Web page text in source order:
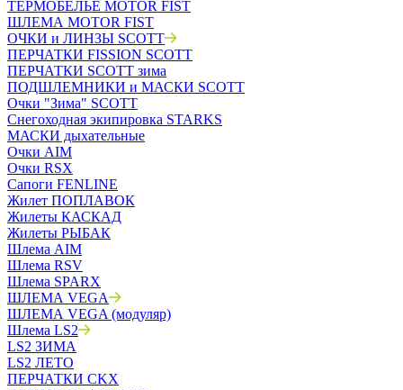
ТЕРМОБЕЛЬЁ MOTOR FIST
ШЛЕМА MOTOR FIST
ОЧКИ и ЛИНЗЫ SCOTT
ПЕРЧАТКИ FISSION SCOTT
ПЕРЧАТКИ SCOTT зима
ПОДШЛЕМНИКИ и МАСКИ SCOTT
Очки "Зима" SCOTT
Снегоходная экипировка STARKS
МАСКИ дыхательные
Очки AIM
Очки RSX
Сапоги FENLINE
Жилет ПОПЛАВОК
Жилеты КАСКАД
Жилеты РЫБАК
Шлема AIM
Шлема RSV
Шлема SPARX
ШЛЕМА VEGA
ШЛЕМА VEGA (модуляр)
Шлема LS2
LS2 ЗИМА
LS2 ЛЕТО
ПЕРЧАТКИ CKX